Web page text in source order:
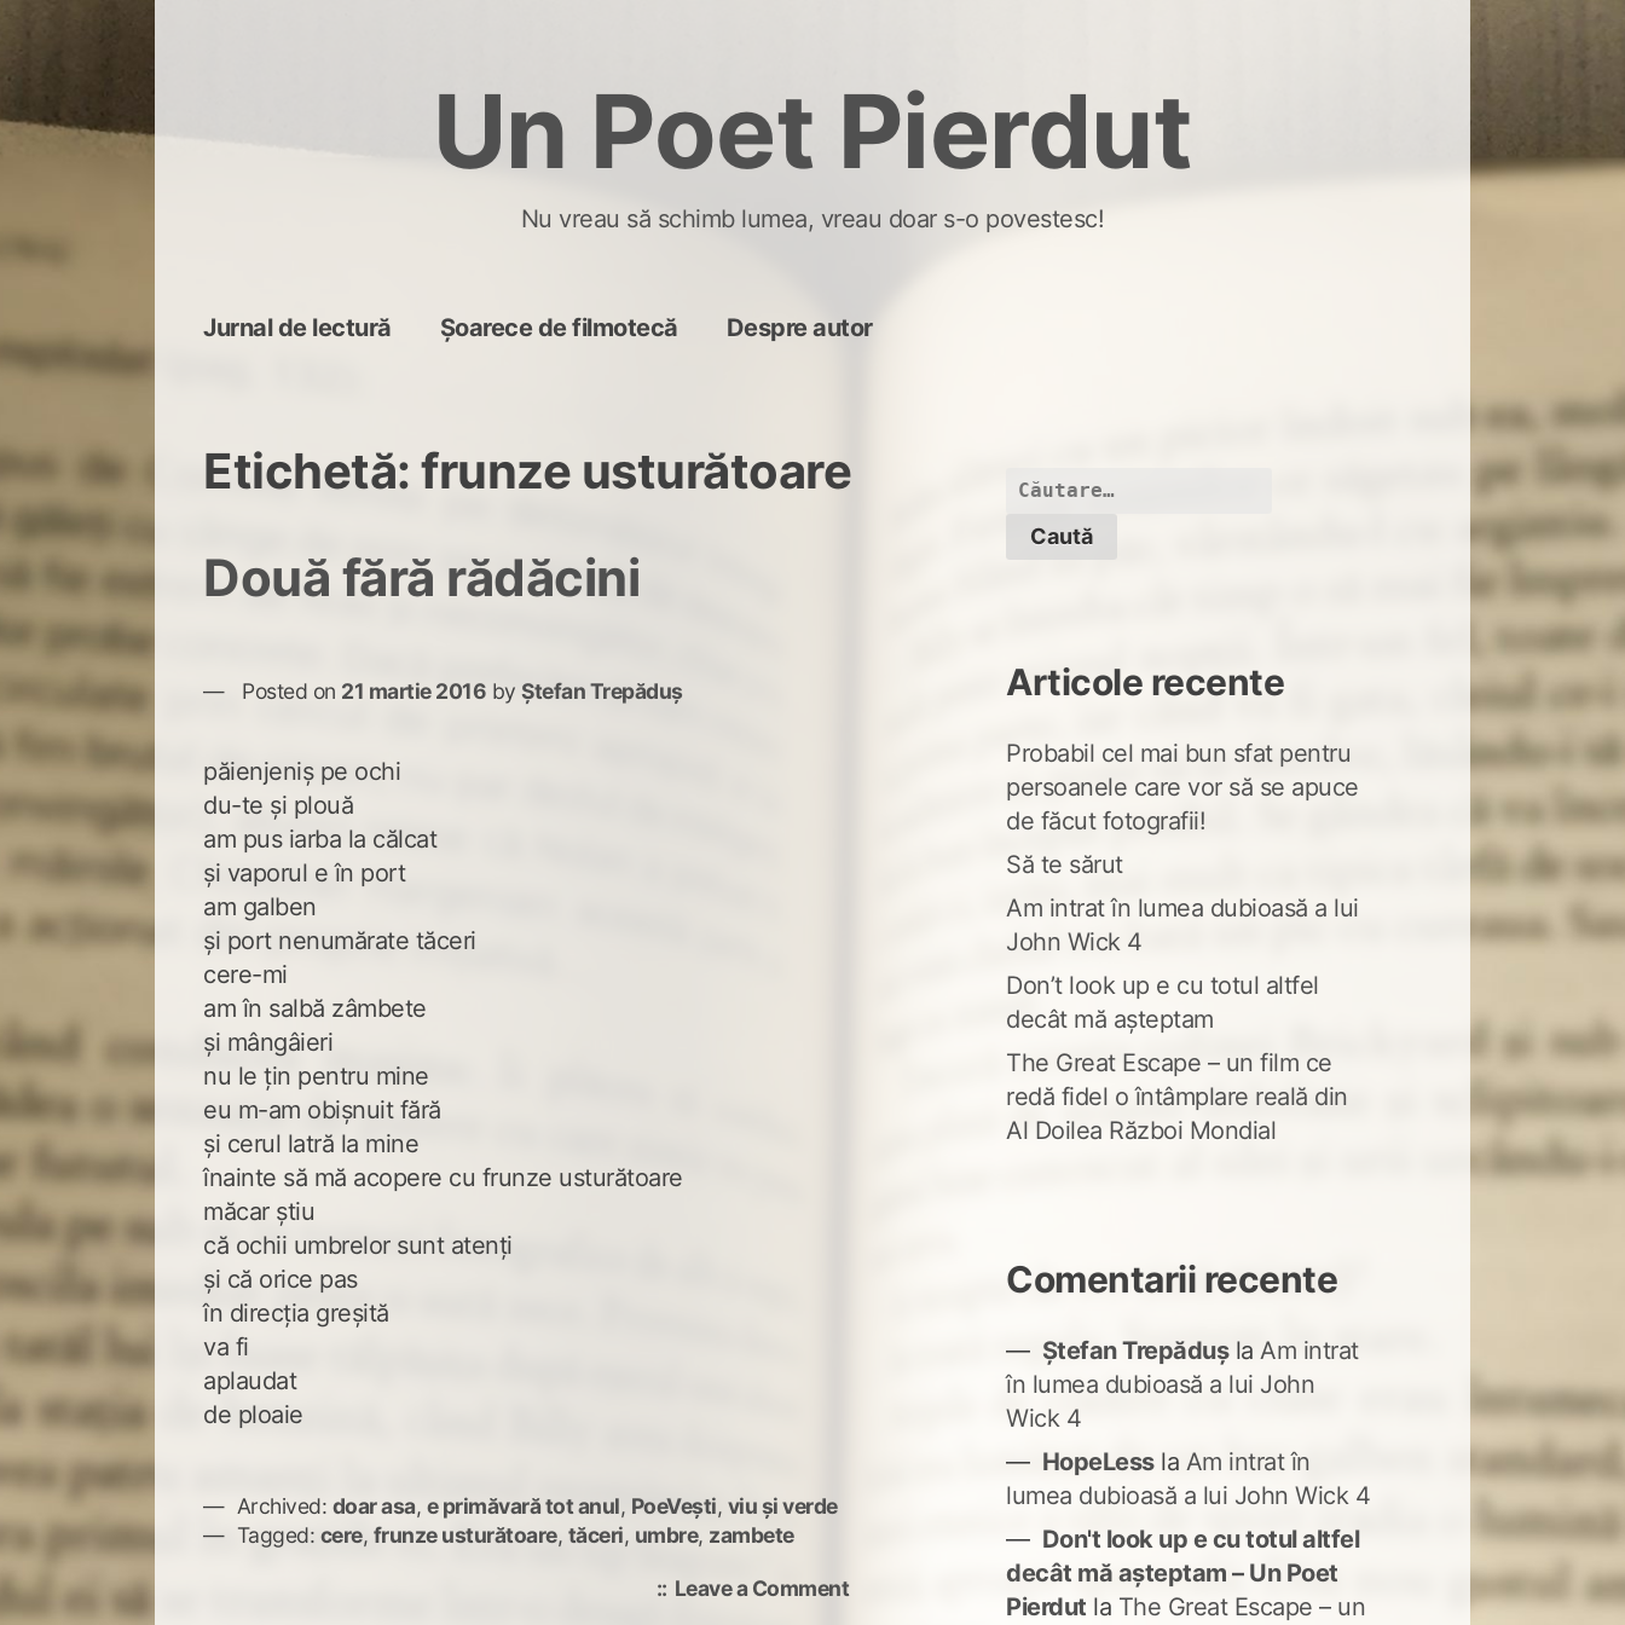
Un Poet Pierdut
Nu vreau să schimb lumea, vreau doar s-o povestesc!
Jurnal de lectură Șoarece de filmotecă Despre autor
Etichetă:frunze usturătoare
Două fără rădăcini
Posted on 21 martie 2016 byȘtefan Trepăduș
păienjeniș pe ochi
du-te și plouă
am pus iarba la călcat
și vaporul e în port
am galben
și port nenumărate tăceri
cere-mi
am în salbă zâmbete
și mângâieri
nu le țin pentru mine
eu m-am obișnuit fără
și cerul latră la mine
înainte să mă acopere cu frunze usturătoare
măcar știu
că ochii umbrelor sunt atenți
și că orice pas
în direcția greșită
va fi
aplaudat
de ploaie
Archived: doar asa, e primăvară tot anul, PoeVești, viu și verde
Tagged: cere, frunze usturătoare, tăceri, umbre, zambete
Leave a Commenton
Caută
Articole recente
Probabil cel mai bun sfat pentru
persoanele care vor să se apuce
de făcut fotografii!
Să te sărut
Am intrat în lumea dubioasă a lui
John Wick 4
Don’t look up e cu totul altfel
decât mă așteptam
The Great Escape – un film ce
redă fidel o întâmplare reală din
Al Doilea Război Mondial
Comentarii recente
Ștefan Trepădușla Am intrat
în lumea dubioasă a lui John
Wick 4
HopeLessla Am intrat în
lumea dubioasă a lui John Wick 4
Don't look up e cu totul altfel
decât mă așteptam – Un Poet
Pierdut la The Great Escape – un